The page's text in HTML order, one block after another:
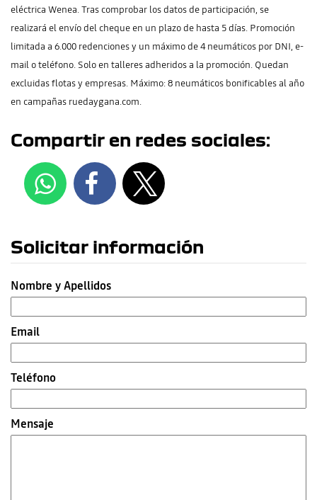
eléctrica Wenea. Tras comprobar los datos de participación, se
realizará el envío del cheque en un plazo de hasta 5 días. Promoción
limitada a 6.000 redenciones y un máximo de 4 neumáticos por DNI, e-
mail o teléfono. Solo en talleres adheridos a la promoción. Quedan
excluidas flotas y empresas. Máximo: 8 neumáticos bonificables al año
en campañas ruedaygana.com.
Compartir en redes sociales:
Solicitar información
Nombre y Apellidos
Email
Teléfono
Mensaje